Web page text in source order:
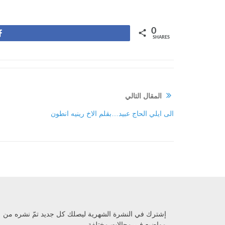
0
SHARES
المقال التالي
الى ايلي الحاج عبيد…بقلم الاخ رينيه انطون
إشترك في النشرة الشهرية ليصلك كل جديد تمّ نشره من